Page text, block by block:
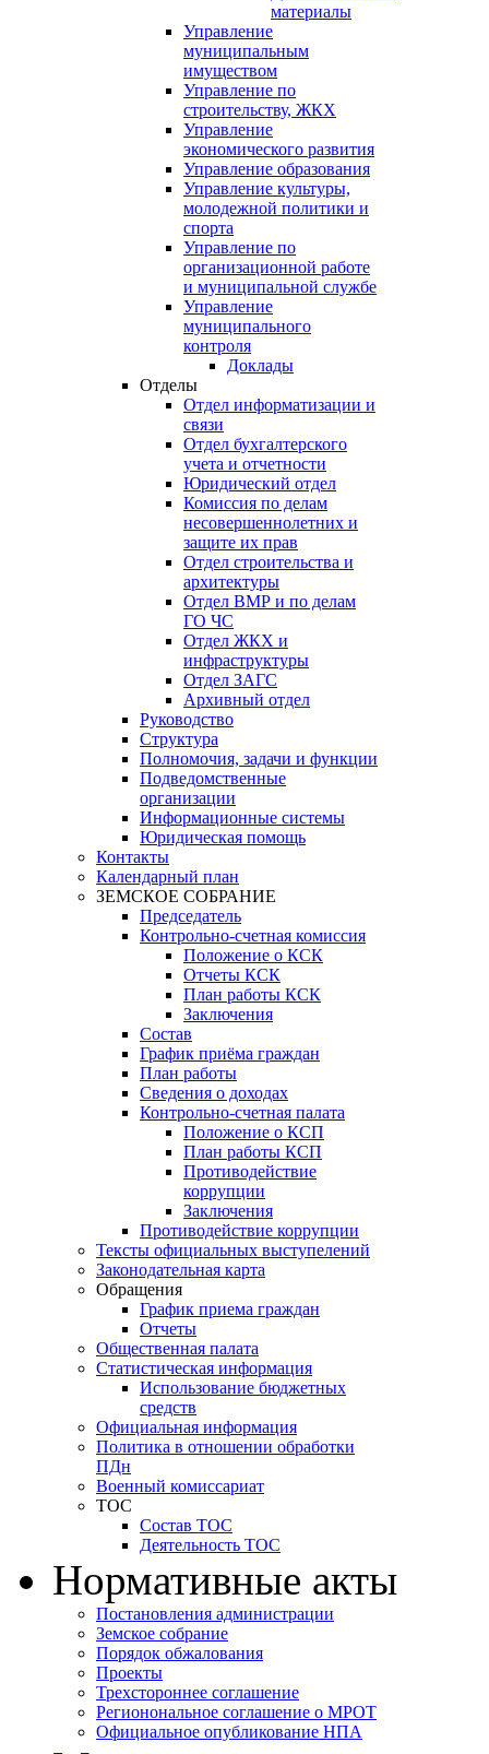
материалы
Управление
муниципальным
имуществом
Управление по
строительству, ЖКХ
Управление
экономического развития
Управление образования
Управление культуры,
молодежной политики и
спорта
Управление по
организационной работе
и муниципальной службе
Управление
муниципального
контроля
Доклады
Отделы
Отдел информатизации и
связи
Отдел бухгалтерского
учета и отчетности
Юридический отдел
Комиссия по делам
несовершеннолетних и
защите их прав
Отдел строительства и
архитектуры
Отдел ВМР и по делам
ГО ЧС
Отдел ЖКХ и
инфраструктуры
Отдел ЗАГС
Архивный отдел
Руководство
Структура
Полномочия, задачи и функции
Подведомственные
организации
Информационные системы
Юридическая помощь
Контакты
Календарный план
ЗЕМСКОЕ СОБРАНИЕ
Председатель
Контрольно-счетная комиссия
Положение о КСК
Отчеты КСК
План работы КСК
Заключения
Состав
График приёма граждан
План работы
Сведения о доходах
Контрольно-счетная палата
Положение о КСП
План работы КСП
Противодействие
коррупции
Заключения
Противодействие коррупции
Тексты официальных выступелений
Законодательная карта
Обращения
График приема граждан
Отчеты
Общественная палата
Статистическая информация
Использование бюджетных
средств
Официальная информация
Политика в отношении обработки
ПДн
Военный комиссариат
ТОС
Состав ТОС
Деятельность ТОС
Нормативные акты
Постановления администрации
Земское собрание
Порядок обжалования
Проекты
Трехстороннее соглашение
Регионональное соглашение о МРОТ
Официальное опубликование НПА